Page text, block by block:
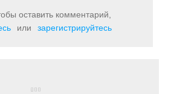
оставить комментарий,
или зарегистрируйтесь